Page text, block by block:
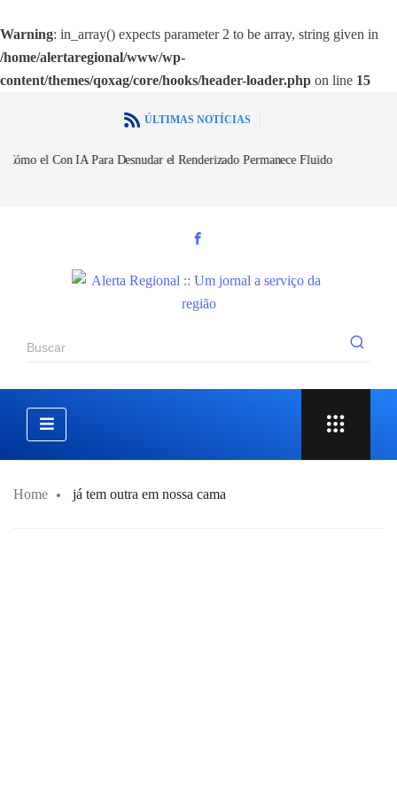
Warning: in_array() expects parameter 2 to be array, string given in
/home/alertaregional/www/wp-
content/themes/qoxag/core/hooks/header-loader.php on line 15
ÚLTIMAS NOTÍCIAS
IA Para Desnudar el Renderizado Permanece Fluido Vereadora é
Home já tem outra em nossa cama